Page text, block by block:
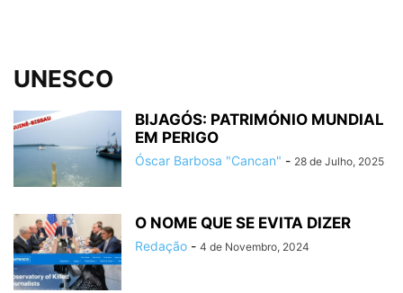
UNESCO
BIJAGÓS: PATRIMÓNIO MUNDIAL
EM PERIGO
Óscar Barbosa "Cancan" - 28 de Julho, 2025
O NOME QUE SE EVITA DIZER
Redação - 4 de Novembro, 2024